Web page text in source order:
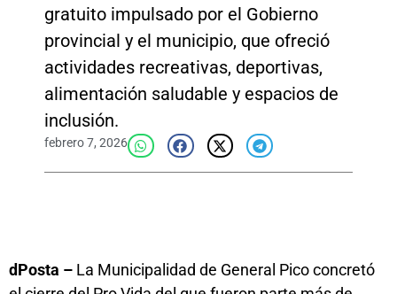
gratuito impulsado por el Gobierno
provincial y el municipio, que ofreció
actividades recreativas, deportivas,
alimentación saludable y espacios de
inclusión.
febrero 7, 2026
dPosta – La Municipalidad de General Pico concretó